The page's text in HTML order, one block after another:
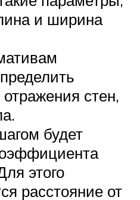
и ширина
стен,
будет
этого
расстояние от